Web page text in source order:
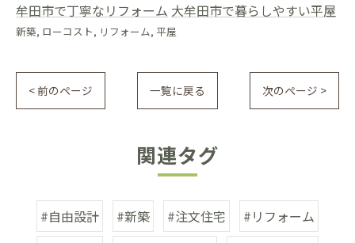
牟田市で丁寧なリフォーム 大牟田市で暮らしやすい平屋
新築 ローコスト リフォーム 平屋
< 前のページ 一覧に戻る 次のページ >
関連タグ
#自由設計 #新築 #注文住宅
#リフォーム